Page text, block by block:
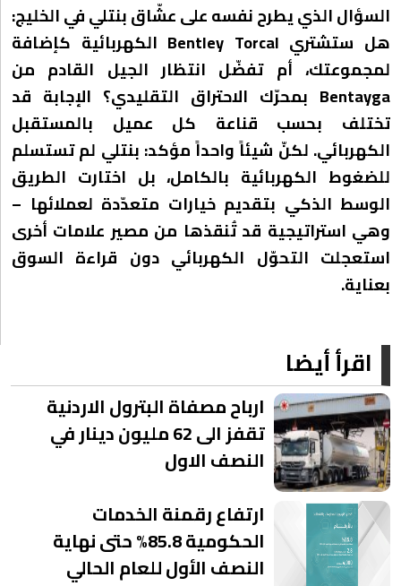
السؤال الذي يطرح نفسه على عشّاق بنتلي في الخليج:
هل ستشتري Bentley Torcal الكهربائية كإضافة
لمجموعتك، أم تفضّل انتظار الجيل القادم من
Bentayga بمحرّك الاحتراق التقليدي؟ الإجابة قد
تختلف بحسب قناعة كل عميل بالمستقبل
الكهربائي. لكنّ شيئاً واحداً مؤكد: بنتلي لم تستسلم
للضغوط الكهربائية بالكامل، بل اختارت الطريق
الوسط الذكي بتقديم خيارات متعدّدة لعملائها –
وهي استراتيجية قد تُنقذها من مصير علامات أخرى
استعجلت التحوّل الكهربائي دون قراءة السوق
بعناية.
اقرأ أيضا
ارباح مصفاة البترول الاردنية
تقفز الى 62 مليون دينار في
النصف الاول
ارتفاع رقمنة الخدمات
الحكومية 85.8% حتى نهاية
النصف الأول للعام الحالي